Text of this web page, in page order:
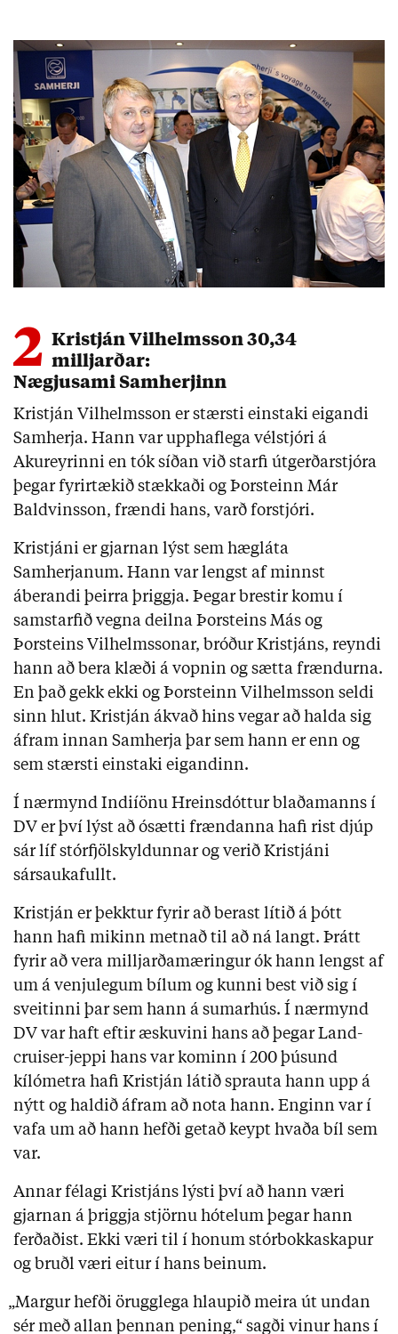
2 Kristján Vilhelmsson 30,34
milljarðar:
Nægjusami Samherjinn
Kristján Vilhelmsson er stærsti einstaki eigandi
Samherja. Hann var upphaflega vélstjóri á
Akureyrinni en tók síðan við starfi útgerðarstjóra
þegar fyrirtækið stækkaði og Þorsteinn Már
Baldvinsson, frændi hans, varð forstjóri.
Kristjáni er gjarnan lýst sem hægláta
Samherjanum. Hann var lengst af minnst
áberandi þeirra þriggja. Þegar brestir komu í
samstarfið vegna deilna Þorsteins Más og
Þorsteins Vilhelmssonar, bróður Kristjáns, reyndi
hann að bera klæði á vopnin og sætta frændurna.
En það gekk ekki og Þorsteinn Vilhelmsson seldi
sinn hlut. Kristján ákvað hins vegar að halda sig
áfram innan Samherja þar sem hann er enn og
sem stærsti einstaki eigandinn.
Í nærmynd Indiíönu Hreinsdóttur blaðamanns í
DV er því lýst að ósætti frændanna hafi rist djúp
sár líf stórfjölskyldunnar og verið Kristjáni
sársaukafullt.
Kristján er þekktur fyrir að berast lítið á þótt
hann hafi mikinn metnað til að ná langt. Þrátt
fyrir að vera milljarðamæringur ók hann lengst af
um á venjulegum bílum og kunni best við sig í
sveitinni þar sem hann á sumarhús. Í nærmynd
DV var haft eftir æskuvini hans að þegar Land­
cruiser-jeppi hans var kominn í 200 þúsund
kílómetra hafi Kristján látið sprauta hann upp á
nýtt og haldið áfram að nota hann. Enginn var í
vafa um að hann hefði getað keypt hvaða bíl sem
var.
Annar félagi Kristjáns lýsti því að hann væri
gjarnan á þriggja stjörnu hótelum þegar hann
ferðaðist. Ekki væri til í honum stórbokkaskapur
og bruðl væri eitur í hans beinum.
„Margur hefði örugglega hlaupið meira út undan
sér með allan þennan pening,“ sagði vinur hans í